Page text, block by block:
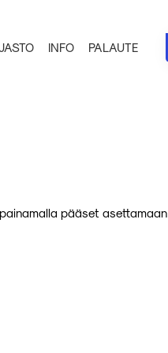
INFO PALAUTE
pääset asettamaan